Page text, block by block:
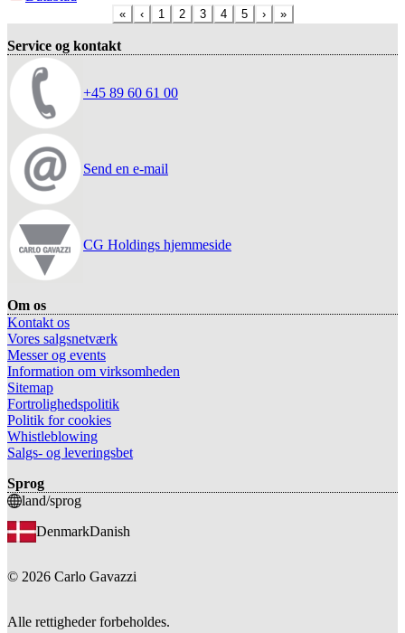
« ‹ 1 2 3 4 5 › »
Service og kontakt
+45 89 60 61 00
Send en e-mail
CG Holdings hjemmeside
Om os
Kontakt os
Vores salgsnetværk
Messer og events
Information om virksomheden
Sitemap
Fortrolighedspolitik
Politik for cookies
Whistleblowing
Salgs- og leveringsbet
Sprog
land/sprog
DenmarkDanish
© 2026 Carlo Gavazzi
Alle rettigheder forbeholdes.